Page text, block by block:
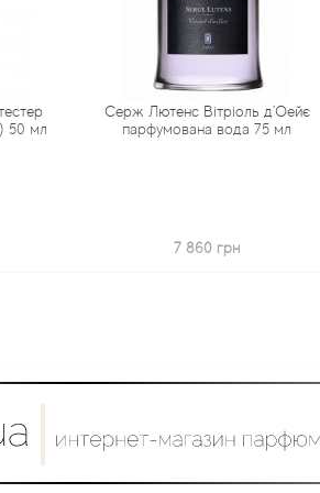
Лютенс Вітріоль д'Оейє
парфумована вода 75 мл
Серж